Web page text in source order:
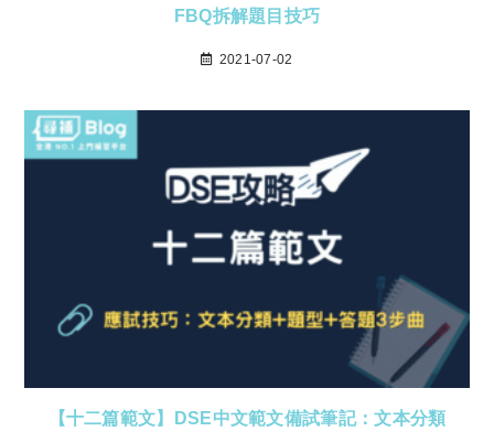
FBQ拆解題目技巧
2021-07-02
【十二篇範文】DSE中文範文備試筆記：文本分類